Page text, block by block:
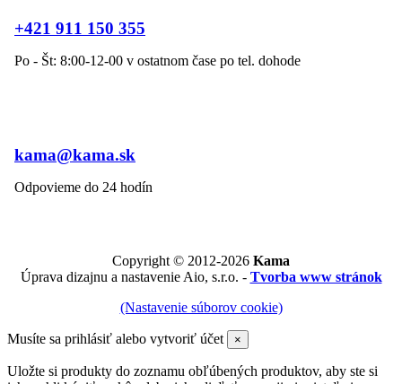
+421 911 150 355
Po - Št: 8:00-12-00 v ostatnom čase po tel. dohode
kama@kama.sk
Odpovieme do 24 hodín
Copyright © 2012-2026 Kama
Úprava dizajnu a nastavenie Aio, s.r.o. - Tvorba www stránok
(Nastavenie súborov cookie)
Musíte sa prihlásiť alebo vytvoriť účet ×
Uložte si produkty do zoznamu obľúbených produktov, aby ste si